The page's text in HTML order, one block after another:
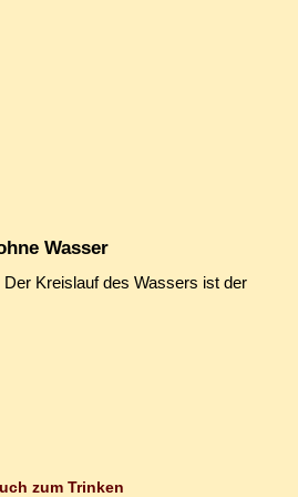
Wasser
Kreislauf des Wassers ist der
zum Trinken